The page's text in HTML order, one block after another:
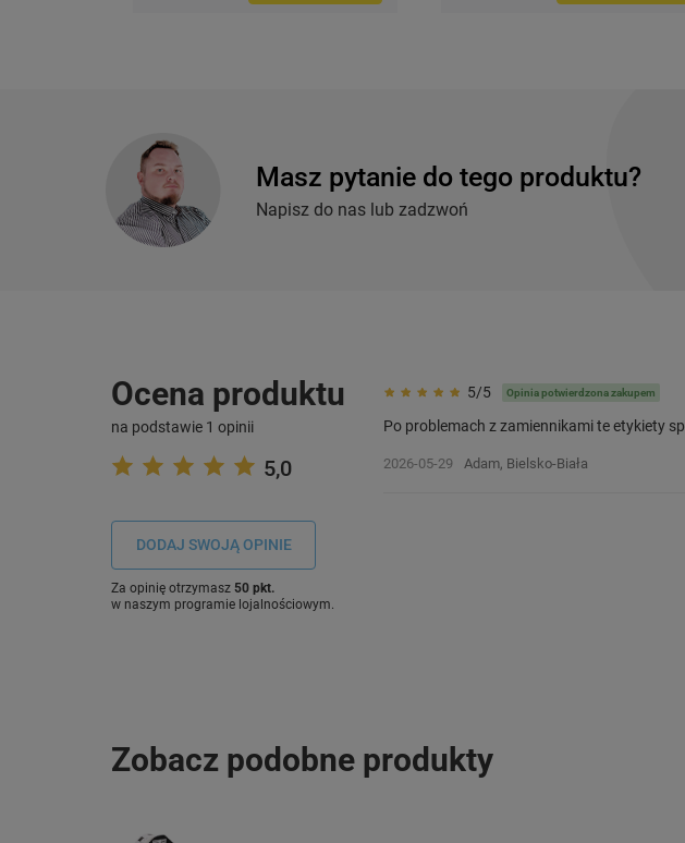
Masz pytanie do tego produktu?
Napisz do nas lub zadzwoń
Ocena produktu
na podstawie 1 opinii
5,0
DODAJ SWOJĄ OPINIE
Za opinię otrzymasz 50 pkt.
w naszym programie lojalnościowym.
5/5 Opinia potwierdzona zakupem
Po problemach z zamiennikami te etykiety
2026-05-29 Adam, Bielsko-Biała
Zobacz podobne produkty